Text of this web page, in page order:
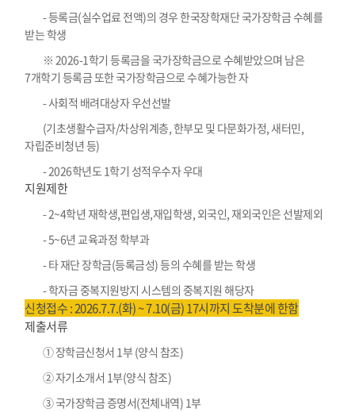
- 등록금(실수업료 전액)의 경우 한국장학재단 국가장학금 수혜를
받는 학생
※ 2026-1학기 등록금을 국가장학금으로 수혜받았으며 남은
7개학기 등록금 또한 국가장학금으로 수혜가능한 자
- 사회적 배려대상자 우선선발
(기초생활수급자/차상위계층, 한부모 및 다문화가정, 새터민,
자립준비청년 등)
- 2026학년도 1학기 성적우수자 우대
지원제한
- 2~4학년 재학생,편입생,재입학생, 외국인, 재외국인은 선발제외
- 5~6년 교육과정 학부과
- 타 재단 장학금(등록금성) 등의 수혜를 받는 학생
- 학자금 중복지원방지 시스템의 중복지원 해당자
신청접수 : 2026.7.7.(화) ~ 7.10(금) 17시까지 도착분에 한함
제출서류
① 장학금신청서 1부 (양식 참조)
② 자기소개서 1부(양식 참조)
③ 국가장학금 증명서(전체내역) 1부